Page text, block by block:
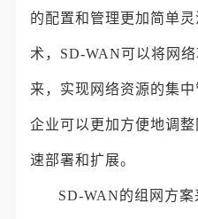
的配置和管理更加简单
术，SD-WAN可以将网
来，实现网络资源的集
企业可以更加方便地调
速部署和扩展。
SD-WAN的组网方